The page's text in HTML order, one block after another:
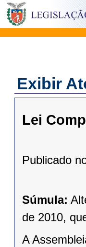
Exibir
Lei
Publicado
Súmula:
de 2010,
A